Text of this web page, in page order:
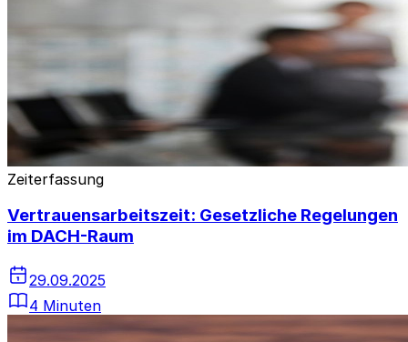
Zeiterfassung
Vertrauensarbeitszeit: Gesetzliche Regelungen
im DACH-Raum
29.09.2025
4 Minuten